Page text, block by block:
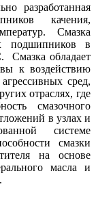
разработанная
качения,
Смазка
подшипников в
Смазка обладает
к воздействию
сред,
отраслях, где
смазочного
в узлах и
системе
смазки
на основе
масла и